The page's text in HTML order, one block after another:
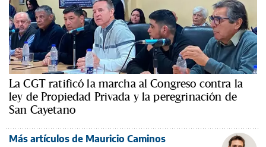
La CGT ratificó la marcha al Congreso contra la
ley de Propiedad Privada y la peregrinación de
San Cayetano
Más artículos de Mauricio Caminos